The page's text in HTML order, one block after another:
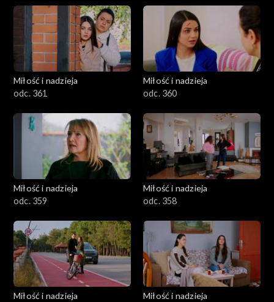
Miłość i nadzieja
odc. 361
Miłość i nadzieja
odc. 360
Miłość i nadzieja
odc. 359
Miłość i nadzieja
odc. 358
Miłość i nadzieja
Miłość i nadzieja